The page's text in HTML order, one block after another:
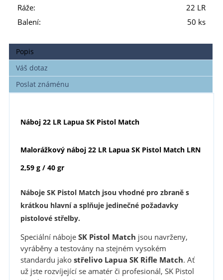
Ráže:
22 LR
Balení:
50 ks
Popis
Váš dotaz
Poslat známénu
Náboj 22 LR Lapua SK Pistol Match
Malorážkový náboj 22 LR Lapua SK Pistol Match LRN
2,59 g / 40 gr
Náboje SK Pistol Match jsou vhodné pro zbraně s
krátkou hlavní a splňuje jedinečné požadavky
pistolové střelby.
Speciální nábojeSK Pistol Match jsou navrženy,
vyráběny a testovány na stejném vysokém
standardu jakostřelivo Lapua SK Rifle Match. Ať
už jste rozvíjející se amatér či profesionál, SK Pistol